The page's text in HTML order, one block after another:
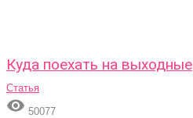
Куда поехать на выходные
Статья
 50077